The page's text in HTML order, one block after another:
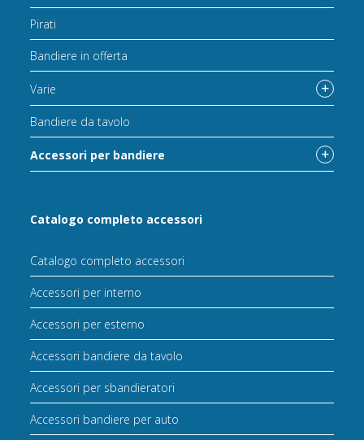
Pirati
Bandiere in offerta
Varie
Bandiere da tavolo
Accessori per bandiere
Catalogo completo accessori
Catalogo completo accessori
Accessori per interno
Accessori per esterno
Accessori bandiere da tavolo
Accessori per sbandieratori
Accessori bandiere per auto